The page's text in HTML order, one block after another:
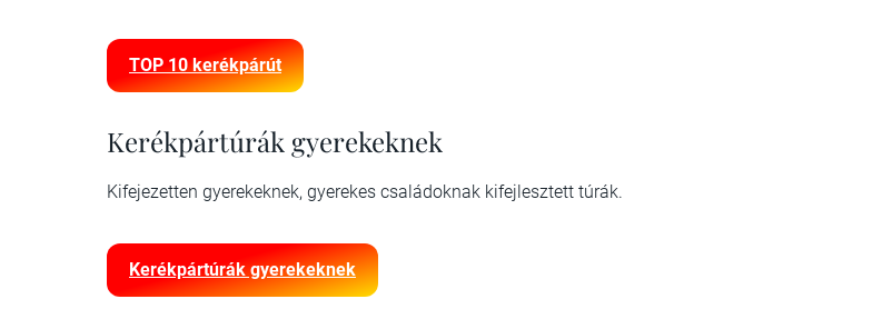
TOP 10 kerékpárút
Kerékpártúrák gyerekeknek
Kifejezetten gyerekeknek, gyerekes családoknak kifejlesztett túrák.
Kerékpártúrák gyerekeknek